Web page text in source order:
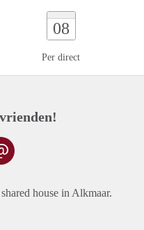
08
Per direct
house in Alkmaar.